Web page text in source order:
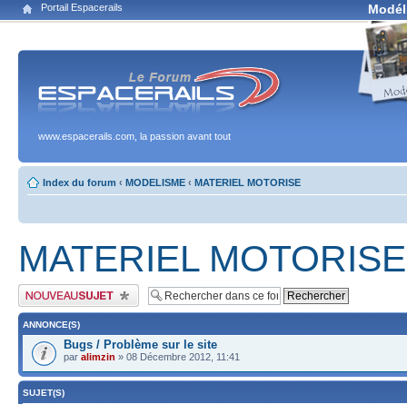
Portail Espacerails
www.espacerails.com, la passion avant tout
Index du forum ‹ MODELISME ‹ MATERIEL MOTORISE
MATERIEL MOTORISE
Publier un nouveau sujet
ANNONCE(S)
Bugs / Problème sur le site
par alimzin » 08 Décembre 2012, 11:41
SUJET(S)